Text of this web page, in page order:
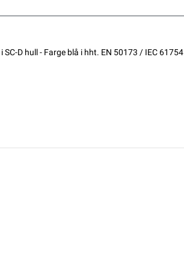
D hull - Farge blå i hht. EN 50173 / IEC 61754